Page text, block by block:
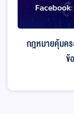
กฎหมายคุ้มค
ข้